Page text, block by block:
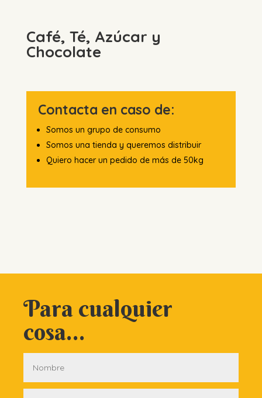
Café, Té, Azúcar y
Chocolate
Contacta en caso de:
Somos un grupo de consumo
Somos una tienda y queremos distribuir
Quiero hacer un pedido de más de 50kg
Para cualquier
cosa...